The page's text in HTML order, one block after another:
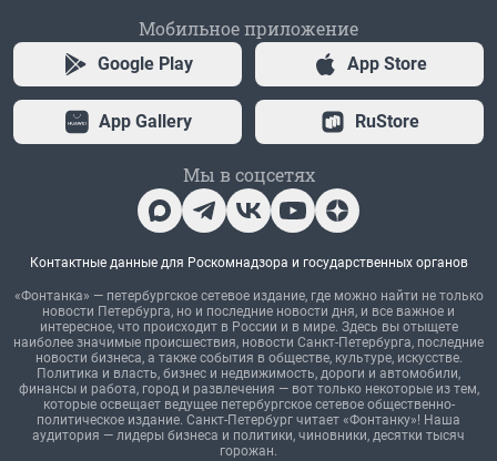
Мобильное приложение
Google Play App Store
App Gallery RuStore
Мы в соцсетях
Контактные данные для Роскомнадзора и государственных органов
«Фонтанка» — петербургское сетевое издание, где можно найти не только
новости Петербурга, но и последние новости дня, и все важное и
интересное, что происходит в России и в мире. Здесь вы отыщете
наиболее значимые происшествия, новости Санкт-Петербурга, последние
новости бизнеса, а также события в обществе, культуре, искусстве.
Политика и власть, бизнес и недвижимость, дороги и автомобили,
финансы и работа, город и развлечения — вот только некоторые из тем,
которые освещает ведущее петербургское сетевое общественно-
политическое издание. Санкт-Петербург читает «Фонтанку»! Наша
аудитория — лидеры бизнеса и политики, чиновники, десятки тысяч
горожан.